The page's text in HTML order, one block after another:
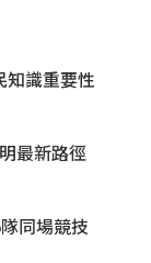
知識重要性
最新路徑
同場競技